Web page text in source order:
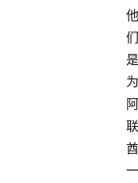
他
们
是
为
阿
联
酋
一